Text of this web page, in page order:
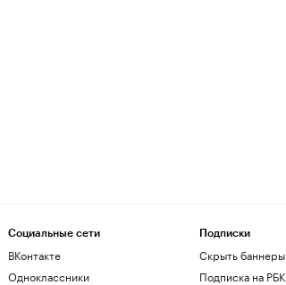
Социальные сети
ВКонтакте
Одноклассники
Подписки
Скрыть
Подписка на РБК